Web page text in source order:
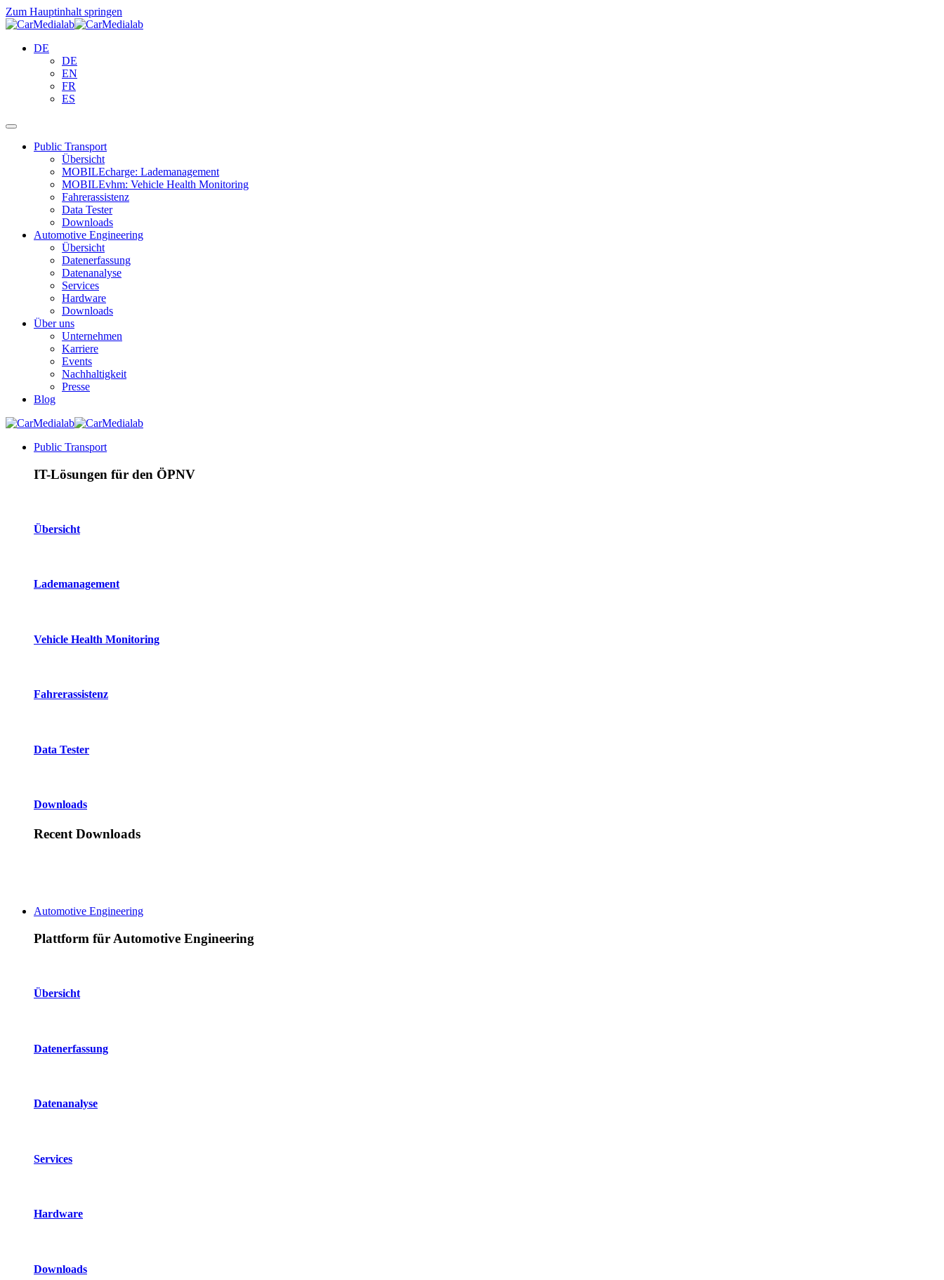
Zum Hauptinhalt springen
DE
DE
EN
FR
ES
Public Transport
Übersicht
MOBILEcharge: Lademanagement
MOBILEvhm: Vehicle Health Monitoring
Fahrerassistenz
Data Tester
Downloads
Automotive Engineering
Übersicht
Datenerfassung
Datenanalyse
Services
Hardware
Downloads
Über uns
Unternehmen
Karriere
Events
Nachhaltigkeit
Presse
Blog
Public Transport
IT-Lösungen für den ÖPNV
Übersicht
Lademanagement
Vehicle Health Monitoring
Fahrerassistenz
Data Tester
Downloads
Recent Downloads
Automotive Engineering
Plattform für Automotive Engineering
Übersicht
Datenerfassung
Datenanalyse
Services
Hardware
Downloads